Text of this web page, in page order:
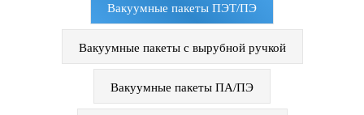
Вакуумные пакеты ПЭТ/ПЭ
Вакуумные пакеты с вырубной ручкой
Вакуумные пакеты ПА/ПЭ